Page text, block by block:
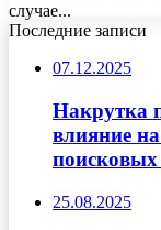
случае...
Последние записи
07.12.2025
Накрутка
влияние
поисковых
25.08.2025